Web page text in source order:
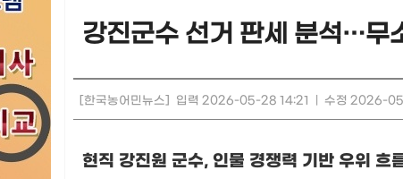
강진군수 선거 판세 분석…무
[한국농어민뉴스] 입력 2026-05-28 14:21 수정 2026-
현직 강진원 군수, 인물 경쟁력 기반 우위 흐